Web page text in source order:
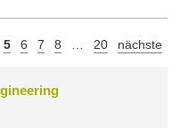
5 6 7 8 20 nächste